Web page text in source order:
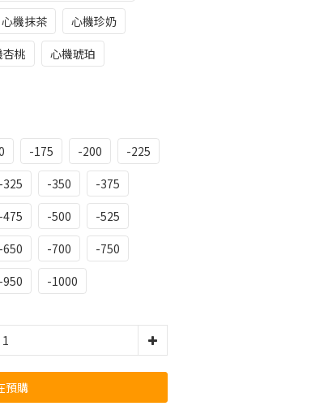
心機抹茶
心機珍奶
桃
心機琥珀
-175 -200
-225
-325 -350
-375
-475 -500
-525
-650 -700
-750
-950 -1000
預購